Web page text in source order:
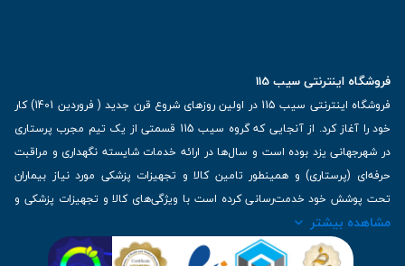
فروشگاه اینترنتی سیب 115
فروشگاه اینترنتی سیب 115 در اولین روزهای شروع قرن جدید ( فروردین 1401) کار
خود را آغاز کرد. از آنجایی که گروه سیب 115 قسمتی از یک تیم مجرب پرستاری
در شهرجهانی یزد بوده است و سال‌ها در ارائه خدمات شایسته نگهداری و مراقبت
حرفه‌ای (پرستاری) و همینطور تامین کالا و تجهیزات پزشکی مورد نیاز بیماران
تحت پوشش خود خدمت‌رسانی کرده است با ویژگی‌های کالا و تجهیزات پزشکی و
برترین برندهای موجود در بازار اطلاعات بسیار ارزشمندی را دارا می‌باشد
مشاهده بیشتر